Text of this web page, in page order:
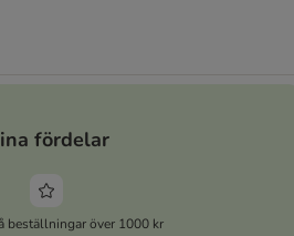
fördelar
beställningar över 1000 kr